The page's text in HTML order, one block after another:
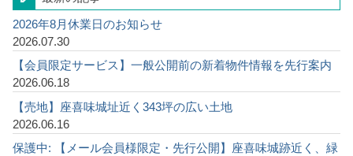
2026年8月休業日のお知らせ
2026.07.30
【会員限定サービス】一般公開前の新着物件情報を先行案内
2026.06.18
【売地】座喜味城址近く343坪の広い土地
2026.06.16
保護中: 【メール会員様限定・先行公開】座喜味城跡近く、緑